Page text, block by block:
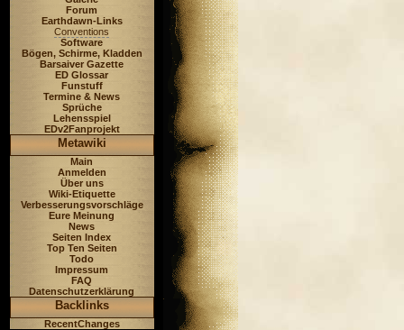
Forum
Earthdawn-Links
Conventions
Software
Bögen, Schirme, Kladden
Barsaiver Gazette
ED Glossar
Funstuff
Termine & News
Sprüche
Lehensspiel
EDv2Fanprojekt
Metawiki
Main
Anmelden
Über uns
Wiki-Etiquette
Verbesserungsvorschläge
Eure Meinung
News
Seiten Index
Top Ten Seiten
Todo
Impressum
FAQ
Datenschutzerklärung
Backlinks
RecentChanges